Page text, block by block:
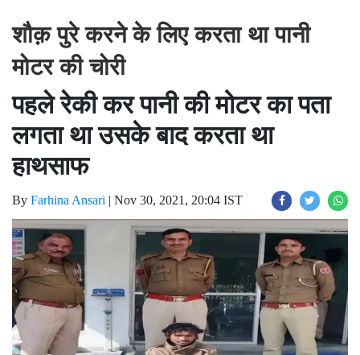
शौक़ पुरे करने के लिए करता था पानी
मोटर की चोरी
पहले रेकी कर पानी की मोटर का पता
लगता था उसके बाद करता था
हाथसाफ
By Farhina Ansari | Nov 30, 2021, 20:04 IST